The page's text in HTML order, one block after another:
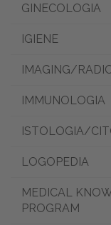
GINECOLOGIA
IGIENE
IMAGING/
IMMUNOLOGIA
ISTOLOGIA/
LOGOPEDIA
MEDICAL
PROGRAM